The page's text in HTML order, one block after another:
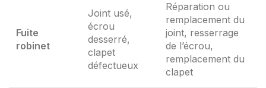
Fuite
robinet
Joint usé,
écrou
desserré,
clapet
défectueux
Réparation ou
remplacement du
joint, resserrage
de l’écrou,
remplacement du
clapet